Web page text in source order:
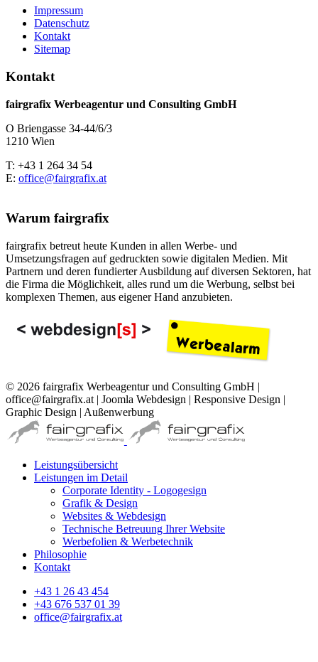
Impressum
Datenschutz
Kontakt
Sitemap
Kontakt
fairgrafix Werbeagentur und Consulting GmbH
O Briengasse 34-44/6/3
1210 Wien
T: +43 1 264 34 54
E: office@fairgrafix.at
Warum fairgrafix
fairgrafix betreut heute Kunden in allen Werbe- und
Umsetzungsfragen auf gedruckten sowie digitalen Medien. Mit
Partnern und deren fundierter Ausbildung auf diversen Sektoren, hat
die Firma die Möglichkeit, alles rund um die Werbung, selbst bei
komplexen Themen, aus eigener Hand anzubieten.
© 2026 fairgrafix Werbeagentur und Consulting GmbH |
office@fairgrafix.at | Joomla Webdesign | Responsive Design |
Graphic Design | Außenwerbung
Leistungsübersicht
Leistungen im Detail
Corporate Identity - Logogesign
Grafik & Design
Websites & Webdesign
Technische Betreuung Ihrer Website
Werbefolien & Werbetechnik
Philosophie
Kontakt
+43 1 26 43 454
+43 676 537 01 39
office@fairgrafix.at